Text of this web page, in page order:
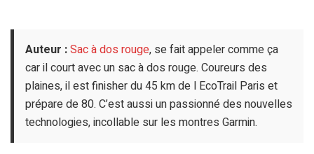
Auteur :Sac à dos rouge, se fait appeler comme ça
car il court avec un sac à dos rouge. Coureurs des
plaines, il est finisher du 45 km de l EcoTrail Paris et
prépare de 80. C’est aussi un passionné des nouvelles
technologies, incollable sur les montres Garmin.